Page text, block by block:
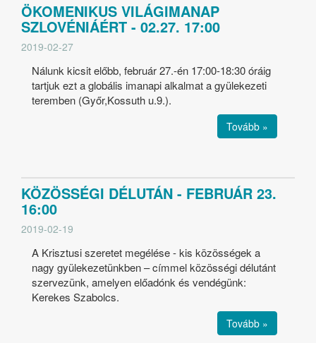
ÖKOMENIKUS VILÁGIMANAP
SZLOVÉNIÁÉRT - 02.27. 17:00
2019-02-27
Nálunk kicsit előbb, február 27.-én 17:00-18:30 óráig
tartjuk ezt a globális imanapi alkalmat a gyülekezeti
teremben (Győr,Kossuth u.9.).
Tovább »
KÖZÖSSÉGI DÉLUTÁN - FEBRUÁR 23.
16:00
2019-02-19
A Krisztusi szeretet megélése - kis közösségek a
nagy gyülekezetünkben – címmel közösségi délutánt
szervezünk, amelyen előadónk és vendégünk:
Kerekes Szabolcs.
Tovább »